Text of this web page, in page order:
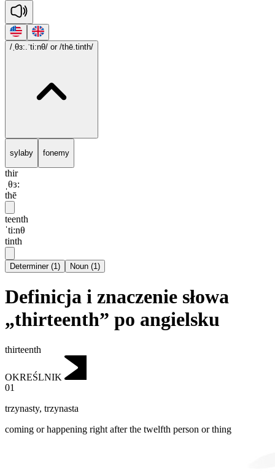
/ˌθɜ:.ˈti:nθ/ or /thē.tinth/
sylaby fonemy
thir
ˌθɜ:
thē
teenth
ˈti:nθ
tinth
Determiner(1) Noun (1)
Definicja i znaczenie słowa
„thirteenth” po angielsku
thirteenth
OKREŚLNIK
01
trzynasty, trzynasta
coming or happening right after the twelfth person or thing